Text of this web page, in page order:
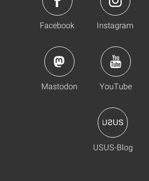
Facebook Instagram
Mastodon YouTube
USUS-Blog